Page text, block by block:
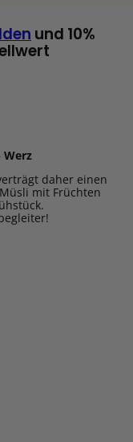
und 10%
Werz
daher einen
mit Früchten